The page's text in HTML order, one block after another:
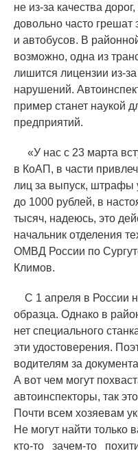
не из-за качества
довольно часто
и автобусов. В
возможно, одна из
лишится лицензии из-
нарушений.
пример станет наукой
предприятий.
«У нас с 23 марта
в КоАП, в части
лиц за выпуск, штрафы
до 1000 рублей, в
тысяч, надеюсь, это
начальник отделения
ОМВД России по
Климов.
С 1 апреля в России
образца. Однако в
нет специального
эти удостоверения.
водителям за
А вот чем могут
автоинспекторы, так
Почти всем хозяевам
Не могут найти только
кто-то зачем-то